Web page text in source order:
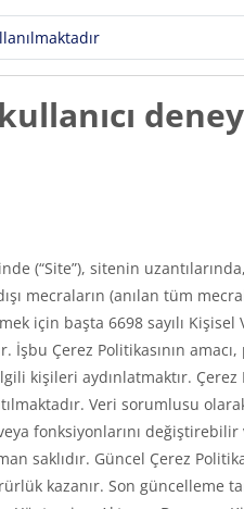
(“Site”), sitenin
mecraların (anılan tüm
için başta 6698 sayılı Kişisel
Çerez Politikasının
kişileri aydınlatmaktır.
Veri sorumlusu
fonksiyonlarını
saklıdır. Güncel Çerez
kazanır. Son güncelleme